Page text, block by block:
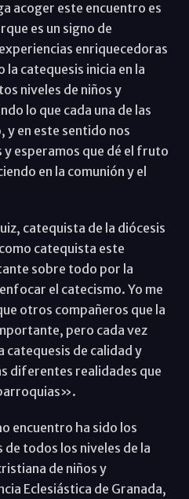
acoger este encuentro es
es un signo de
enriquecedoras
catequesis inicia en la
niveles de niños y
lo que cada una de las
y en este sentido nos
esperamos que dé el fruto
en la comunión y el
catequista de la diócesis
catequista este
sobre todo por la
el catecismo. Yo me
otros compañeros que la
pero cada vez
catequesis de calidad y
diferentes realidades que
encuentro ha sido los
todos los niveles de la
de niños y
Eclesiástica de Granada,